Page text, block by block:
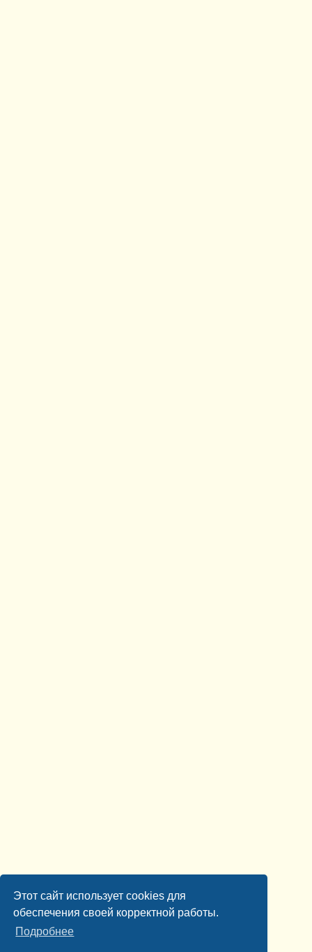
Этот сайт использует cookies для
обеспечения своей корректной работы.
Подробнее